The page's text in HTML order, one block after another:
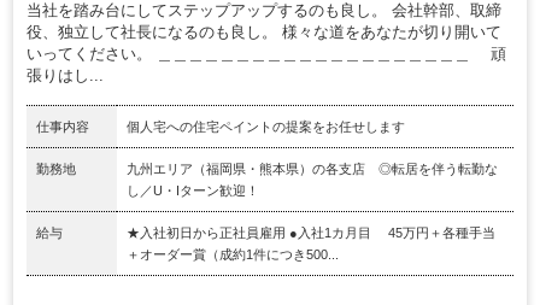
当社を踏み台にしてステップアップするのも良し。 会社幹部、取締
役、独立して社長になるのも良し。 様々な道をあなたが切り開いて
いってください。 ＿＿＿＿＿＿＿＿＿＿＿＿＿＿＿＿＿＿＿＿ 頑
張りはし...
仕事内容 個人宅への住宅ペイントの提案をお任せします
勤務地
九州エリア（福岡県・熊本県）の各支店 ◎転居を伴う転勤な
し／U・Iターン歓迎！
給与
★入社初日から正社員雇用 ●入社1カ月目 45万円＋各種手当
＋オーダー賞（成約1件につき500...